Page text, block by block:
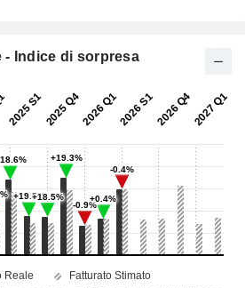
- Indice di sorpresa